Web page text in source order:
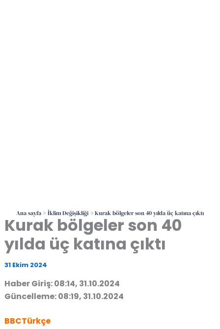
Ana sayfa İklim Değişikliği Kurak bölgeler son 40 yılda üç katına çıktı
Kurak bölgeler son 40
yılda üç katına çıktı
31 Ekim 2024
Haber Giriş: 08:14, 31.10.2024
Güncelleme: 08:19, 31.10.2024
BBCTürkçe